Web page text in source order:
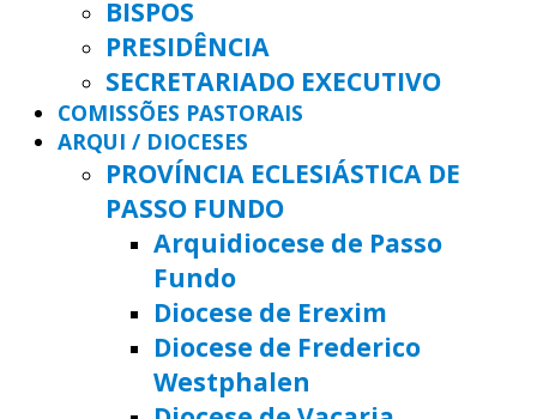
BISPOS
PRESIDÊNCIA
SECRETARIADO EXECUTIVO
COMISSÕES PASTORAIS
ARQUI / DIOCESES
PROVÍNCIA ECLESIÁSTICA DE
PASSO FUNDO
Arquidiocese de Passo
Fundo
Diocese de Erexim
Diocese de Frederico
Westphalen